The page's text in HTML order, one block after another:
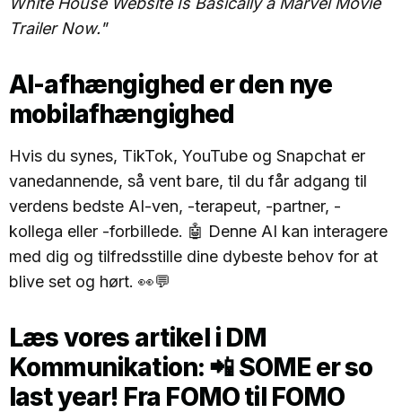
Trailer Now."
AI-afhængighed er den nye
mobilafhængighed
Hvis du synes, TikTok, YouTube og Snapchat er
vanedannende, så vent bare, til du får adgang til
verdens bedste AI-ven, -terapeut, -partner, -
kollega eller -forbillede. 🤖 Denne AI kan interagere
med dig og tilfredsstille dine dybeste behov for at
blive set og hørt. 👀💬
Læs vores artikel i DM
Kommunikation: 📲 SOME er so
last year! Fra FOMO til FOMO